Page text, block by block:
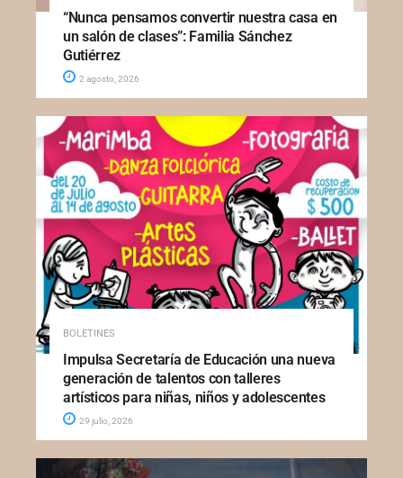
“Nunca pensamos convertir nuestra casa en
un salón de clases”: Familia Sánchez
Gutiérrez
2 agosto, 2026
BOLETINES
Impulsa Secretaría de Educación una nueva
generación de talentos con talleres
artísticos para niñas, niños y adolescentes
29 julio, 2026